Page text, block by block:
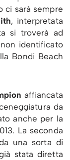
ci sarà sempre
, interpretata
si troverà ad
identificato
Bondi Beach
affiancata
da
anche per la
La seconda
una sorta di
stata diretta